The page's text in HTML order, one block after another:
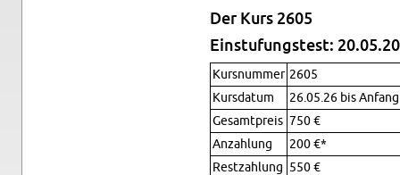
Der Kurs 2605
Ein­stu­fung­stest:
Kursnum­mer 2605
Kurs­da­tum
26.05.26 bis
Gesamt­preis 750 €
An­zahlung
200 €*
Restzahlung 550 €